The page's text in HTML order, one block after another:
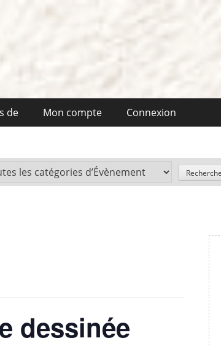
de Mon compte Connexion
dessinée